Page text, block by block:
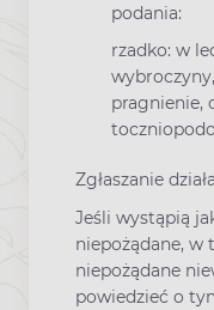
podania:
rzadko: w
pragnienie,
Zgłaszanie
Jeśli wystąpią
niepożądane, w
niepożądane
powiedzieć o